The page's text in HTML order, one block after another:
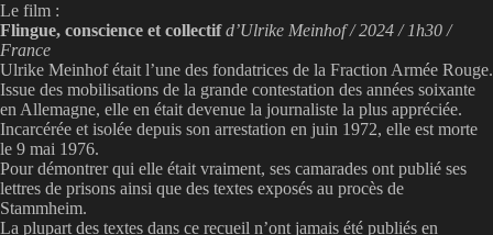
Le film :
Flingue, conscience et collectif d’Ulrike Meinhof / 2024 / 1h30 /
France
Ulrike Meinhof était l’une des fondatrices de la Fraction Armée Rouge.
Issue des mobilisations de la grande contestation des années soixante
en Allemagne, elle en était devenue la journaliste la plus appréciée.
Incarcérée et isolée depuis son arrestation en juin 1972, elle est morte
le 9 mai 1976.
Pour démontrer qui elle était vraiment, ses camarades ont publié ses
lettres de prisons ainsi que des textes exposés au procès de
Stammheim.
La plupart des textes dans ce recueil n’ont jamais été publiés en